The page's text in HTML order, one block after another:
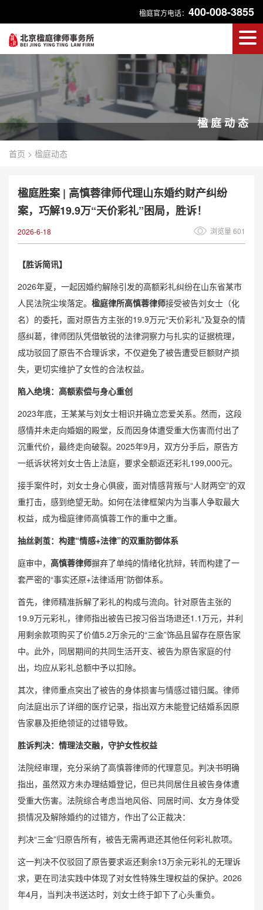
楹庭官方电话： 400-008-3855
楹庭动态
首页 > 楹庭动态
楹庭胜案 | 高慎蓉律师代理山东婚约财产纠纷
案，巧解19.9万“天价彩礼”困局，胜诉！
2026-6-18 浏览量 601
【胜诉简讯】
2026年夏，一起因婚约解除引发的高额彩礼纠纷在山东省某市
人民法院尘埃落定。 楹庭律所高慎蓉律师接受被告刘女士（化
名）的委托，面对原告方主张的19.9万元“天价彩礼”及复杂的情
感纠葛，律师团队凭借敏锐的法律洞察力与扎实的证据梳理，
成功驳回了原告不合理诉求，不仅避免了被告遭受巨额财产损
失，更切实维护了女性的合法权益。
陷入绝境：高额索偿与身心重创
2023年底，王某某与刘女士相识并确立恋爱关系。然而，这段
感情并未走向婚姻的殿堂，反而因身体遭受重大伤害而付出了
沉重代价，最终走向破裂。2025年9月，双方分手后，原告方
一纸诉状将刘女士告上法庭，要求全额返还彩礼199,000元。
接手案件时，刘女士身心俱疲，面对情感背叛与“人财两空”的双
重打击，感到绝望无助。如何在法律框架内为当事人争取最大
权益，成为楹庭律师高慎蓉工作的重中之重。
抽丝剥茧：构建“情感+法律”的双重防御体系
庭审中， 高慎蓉律师摒弃了单纯的情绪化抗辩，转而构建了一
套严密的“事实还原+法律适用”防御体系。
首先，律师精准拆解了彩礼的构成与流向。针对原告主张的
19.9万元彩礼，律师指出被告已按习俗当场退还1.1万元，并利
用剩余款项购买了价值5.2万余元的“三金”饰品且留存在原告家
中。此外，同居期间的共同生活开支、被告为原告家庭的付
出，均应从彩礼总额中予以扣除。
其次，律师重点突出了被告的身体损害与情感过错归属。律师
向法庭出示了详细的医疗记录，指出双方未能登记结婚系因原
告家暴及拒绝领证的过错导致。
胜诉判决：情理法交融，守护女性权益
法院经审理，充分采纳了高慎蓉律师的代理意见。判决书明确
指出，虽然双方未办理结婚登记，但已共同居住且被告身体遭
受重大伤害。法院综合考虑当地风俗、同居时间、女方身体受
损情况及解除婚约的过错方，作出了公正裁决：
判决“三金”归原告所有，被告无需再退还其他任何彩礼款项。
这一判决不仅驳回了原告要求返还剩余13万余元彩礼的无理诉
求，更在司法实践中体现了对女性特殊生理权益的保护。2026
年4月，当判决书送达时，刘女士终于卸下了心头重负。